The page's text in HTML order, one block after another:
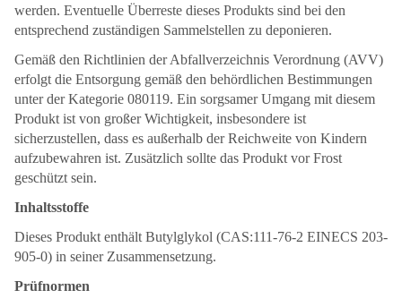
werden. Eventuelle Überreste dieses Produkts sind bei den
entsprechend zuständigen Sammelstellen zu deponieren.
Gemäß den Richtlinien der Abfallverzeichnis Verordnung (AVV)
erfolgt die Entsorgung gemäß den behördlichen Bestimmungen
unter der Kategorie 080119. Ein sorgsamer Umgang mit diesem
Produkt ist von großer Wichtigkeit, insbesondere ist
sicherzustellen, dass es außerhalb der Reichweite von Kindern
aufzubewahren ist. Zusätzlich sollte das Produkt vor Frost
geschützt sein.
Inhaltsstoffe
Dieses Produkt enthält Butylglykol (CAS:111-76-2 EINECS 203-
905-0) in seiner Zusammensetzung.
Prüfnormen